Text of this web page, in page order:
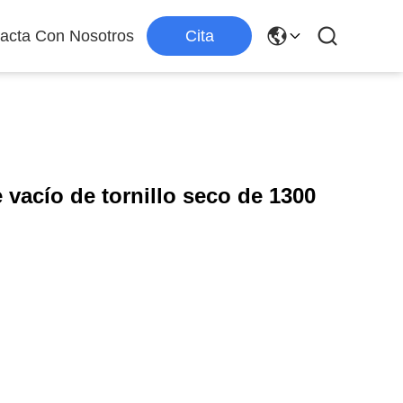
Con Nosotros Cita
vacío de tornillo seco de 1300